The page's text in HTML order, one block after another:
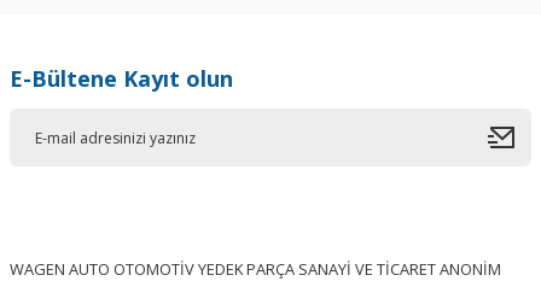
E-Bültene Kayıt olun
WAGEN AUTO OTOMOTİV YEDEK PARÇA SANAYİ VE TİCARET ANONİM